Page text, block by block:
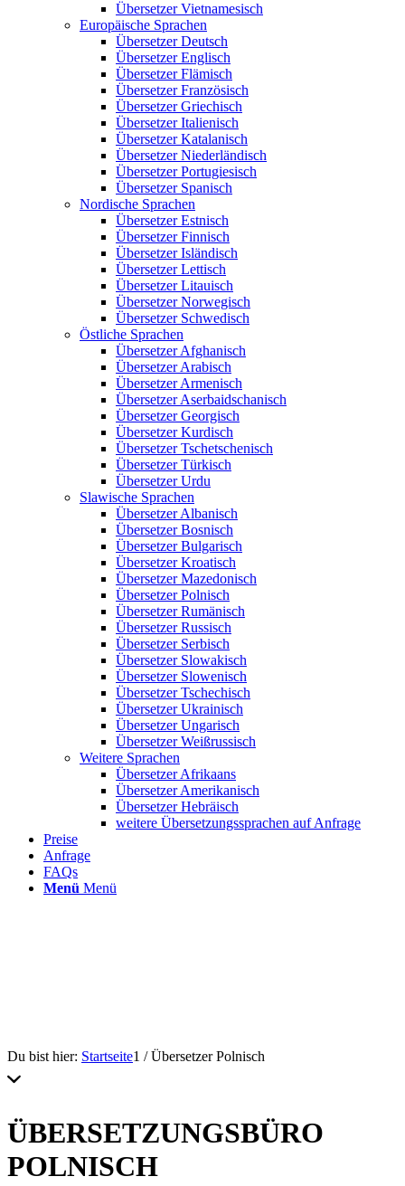
Übersetzer Vietnamesisch
Europäische Sprachen
Übersetzer Deutsch
Übersetzer Englisch
Übersetzer Flämisch
Übersetzer Französisch
Übersetzer Griechisch
Übersetzer Italienisch
Übersetzer Katalanisch
Übersetzer Niederländisch
Übersetzer Portugiesisch
Übersetzer Spanisch
Nordische Sprachen
Übersetzer Estnisch
Übersetzer Finnisch
Übersetzer Isländisch
Übersetzer Lettisch
Übersetzer Litauisch
Übersetzer Norwegisch
Übersetzer Schwedisch
Östliche Sprachen
Übersetzer Afghanisch
Übersetzer Arabisch
Übersetzer Armenisch
Übersetzer Aserbaidschanisch
Übersetzer Georgisch
Übersetzer Kurdisch
Übersetzer Tschetschenisch
Übersetzer Türkisch
Übersetzer Urdu
Slawische Sprachen
Übersetzer Albanisch
Übersetzer Bosnisch
Übersetzer Bulgarisch
Übersetzer Kroatisch
Übersetzer Mazedonisch
Übersetzer Polnisch
Übersetzer Rumänisch
Übersetzer Russisch
Übersetzer Serbisch
Übersetzer Slowakisch
Übersetzer Slowenisch
Übersetzer Tschechisch
Übersetzer Ukrainisch
Übersetzer Ungarisch
Übersetzer Weißrussisch
Weitere Sprachen
Übersetzer Afrikaans
Übersetzer Amerikanisch
Übersetzer Hebräisch
weitere Übersetzungssprachen auf Anfrage
Preise
Anfrage
FAQs
Menü Menü
Du bist hier: Startseite1 / Übersetzer Polnisch
ÜBERSETZUNGSBÜRO
POLNISCH